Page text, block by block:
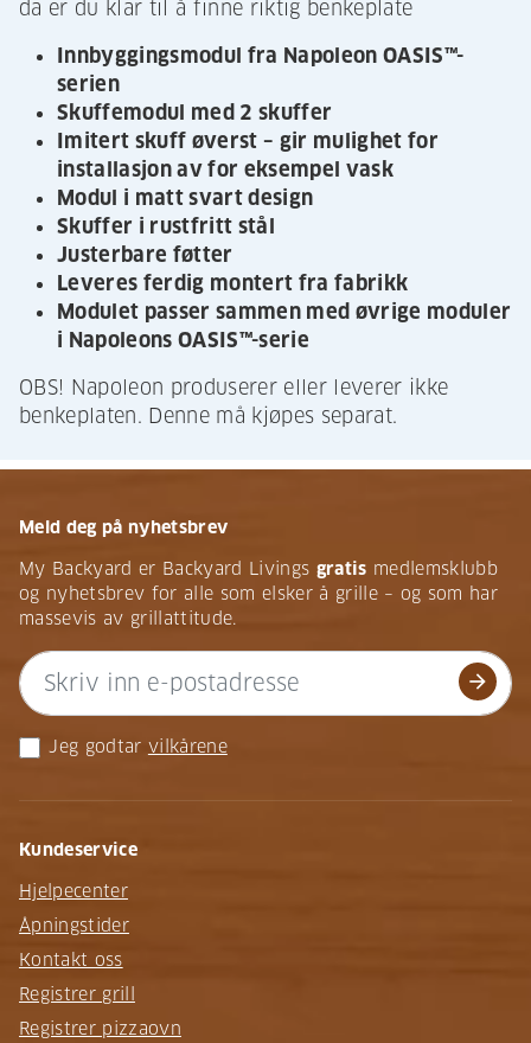
da er du klar til å finne riktig benkeplate
Innbyggingsmodul fra Napoleon OASIS™-
serien
Skuffemodul med 2 skuffer
Imitert skuff øverst – gir mulighet for
installasjon av for eksempel vask
Modul i matt svart design
Skuffer i rustfritt stål
Justerbare føtter
Leveres ferdig montert fra fabrikk
Modulet passer sammen med øvrige moduler
i Napoleons OASIS™-serie
OBS! Napoleon produserer eller leverer ikke
benkeplaten. Denne må kjøpes separat.
Meld deg på nyhetsbrev
My Backyard er Backyard Livings gratis medlemsklubb
og nyhetsbrev for alle som elsker å grille – og som har
massevis av grillattitude.
arrow_forward
Jeg godtar vilkårene
Kundeservice
Hjelpecenter
Åpningstider
Kontakt oss
Registrer grill
Registrer pizzaovn